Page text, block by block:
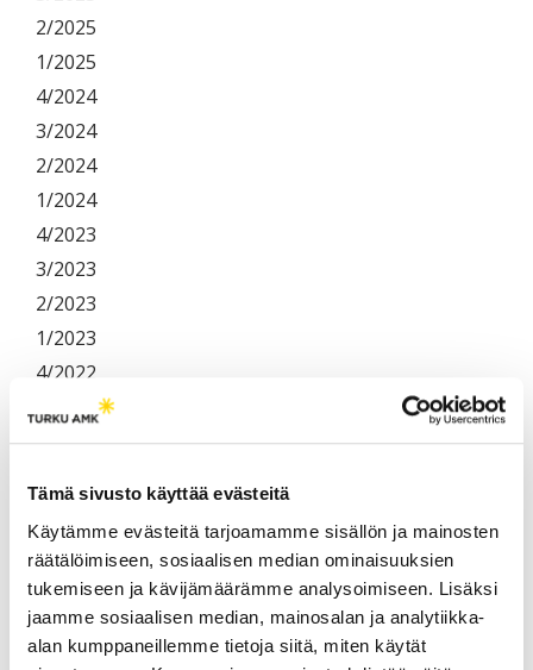
Tämä sivusto käyttää evästeitä
Käytämme evästeitä tarjoamamme sisällön ja mainosten
räätälöimiseen, sosiaalisen median ominaisuuksien
tukemiseen ja kävijämäärämme analysoimiseen. Lisäksi
jaamme sosiaalisen median, mainosalan ja analytiikka-
alan kumppaneillemme tietoja siitä, miten käytät
2/2025
1/2025
4/2024
3/2024
2/2024
1/2024
4/2023
3/2023
2/2023
1/2023
4/2022
2/2022
3/2021
2/2021
1/2021
4/2020